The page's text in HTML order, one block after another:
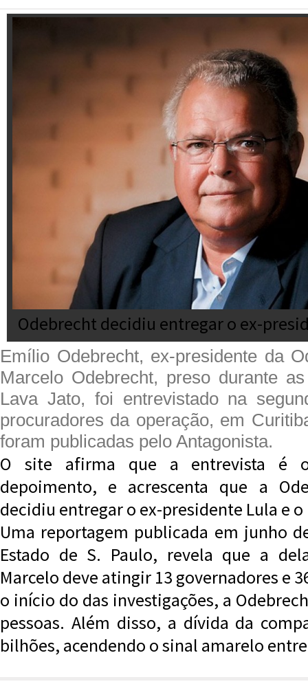
Odebrecht decidiu entregar o ex-
Emílio Odebrecht, ex-presidente da
Marcelo Odebrecht, preso durante
Lava Jato, foi entrevistado na
procuradores da operação, em
foram publicadas pelo Antagonista.
O site afirma que a entrevista é
depoimento, e acrescenta que a
decidiu entregar o ex-presidente Lula e o
Uma reportagem publicada em junho
Estado de S. Paulo, revela que a
Marcelo deve atingir 13 governadores e
o início do das investigações, a
pessoas. Além disso, a dívida da
bilhões, acendendo o sinal amarelo